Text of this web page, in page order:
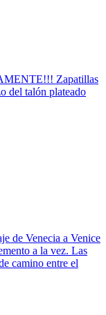
Zapatillas
del talón plateado
de Venecia a Venice
a la vez. Las
camino entre el